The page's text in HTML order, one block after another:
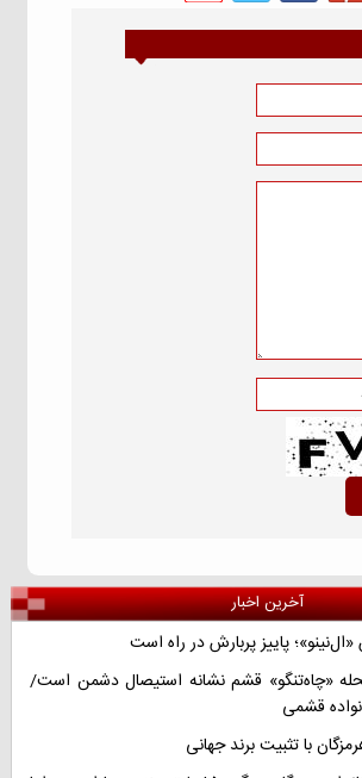
آخرین اخبار
پاییز پربارش در راه است
«چاه‌تنگو» قشم نشانه استیصال دشمن است/
با تثبیت برند جهانی